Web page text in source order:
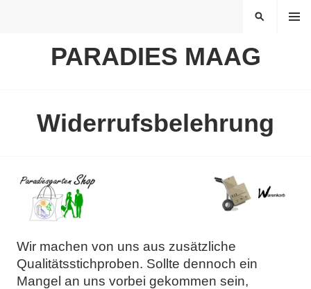
PARADIES MAAG
MENÜ
SUCHEN
Widerrufsbelehrung
Wir machen von uns aus zusätzliche
Qualitätsstichproben. Sollte dennoch ein
Mangel an uns vorbei gekommen sein,